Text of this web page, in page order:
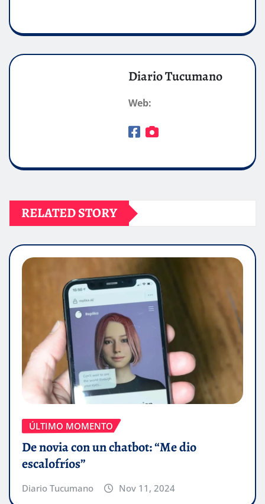
Diario Tucumano
Web:
RELATED STORY
ÚLTIMO MOMENTO
De novia con un chatbot: “Me dio
escalofríos”
Diario Tucumano Nov 11, 2024